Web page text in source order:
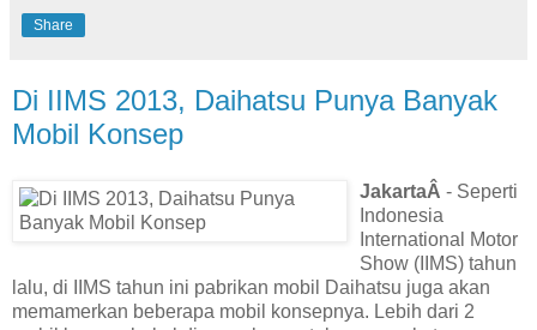
Share
Di IIMS 2013, Daihatsu Punya Banyak
Mobil Konsep
JakartaÂ - Seperti
Indonesia
International Motor
Show (IIMS) tahun
lalu, di IIMS tahun ini pabrikan mobil Daihatsu juga akan
memamerkan beberapa mobil konsepnya. Lebih dari 2